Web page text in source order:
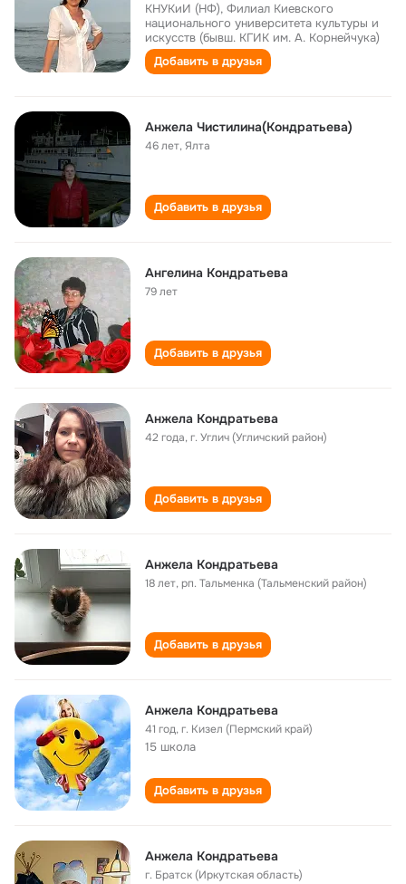
КНУКиИ (НФ), Филиал Киевского
национального университета культуры и
искусств (бывш. КГИК им. А. Корнейчука)
Добавить в друзья
Анжела Чистилина(Кондратьева)
46 лет,Ялта
Добавить в друзья
Ангелина Кондратьева
79 лет
Добавить в друзья
Анжела Кондратьева
42 года,г. Углич (Угличский район)
Добавить в друзья
Анжела Кондратьева
18 лет,рп. Тальменка (Тальменский район)
Добавить в друзья
Анжела Кондратьева
41 год,г. Кизел (Пермский край)
15 школа
Добавить в друзья
Анжела Кондратьева
г. Братск (Иркутская область)